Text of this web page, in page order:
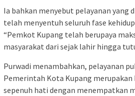
Ia bahkan menyebut pelayanan yang
telah menyentuh seluruh fase
“Pemkot Kupang telah berupaya
masyarakat dari sejak lahir hingga
Purwadi menambahkan, pelayanan
Pemerintah Kota Kupang merupakan
sepenuh hati dengan menempatkan